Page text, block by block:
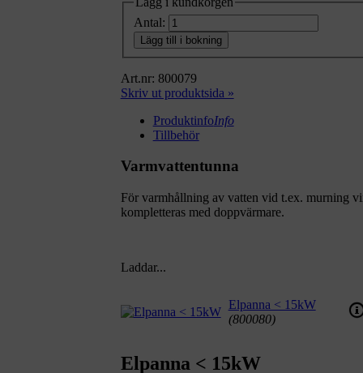
Antal:
Lägg till i bokning
Art.nr: 800079
Skriv ut produktsida »
ProduktinfoInfo
Tillbehör
Varmvattentunna
För varmhållning av vatten vid t.ex. murning
kompletteras med doppvärmare.
Laddar...
Elpanna < 15kW
(800080)
Elpanna < 15kW